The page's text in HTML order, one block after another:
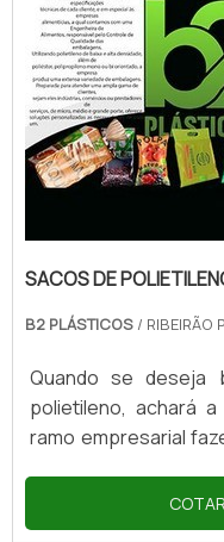
SACOS DE
B2 PLÁSTICOS / RIBEIRÃO
Quando se deseja
polietileno, achará
ramo empresarial
descobrindo a
benefício.OUTRAS